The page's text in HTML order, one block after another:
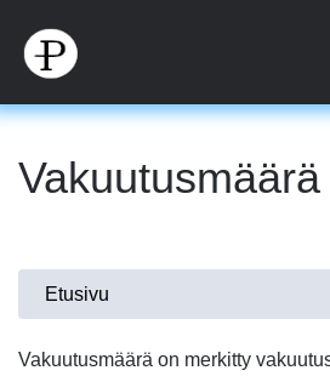
pääsisältöön
Vakuutusmäärä
Olet
täällä
Etusivu
Vakuutusmäärä on merkitty